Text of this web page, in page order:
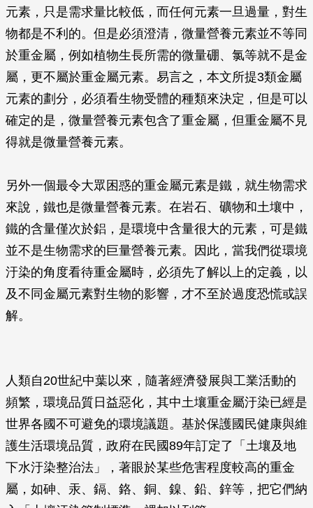
元素，只是需求量比較低，而任何元素一旦過量，對生
物都是不利的。但是必須澄清，微量營養元素並不等同
於重金屬，例如植物生長所需的微量硼、氯等就不是金
屬，更不屬於重金屬元素。易言之，本文所提3類金屬
元素的劃分，必須看生物受體的種類來決定，但是可以
確定的是，微量營養元素包含了重金屬，但重金屬不見
得就是微量營養元素。
另外一個最令大眾困惑的重金屬元素是鐵，就生物需求
來說，鐵也是微量營養元素。在岩石、礦物和土壤中，
鐵的含量僅次於鋁，是環境中含量很大的元素，可是鐵
並不是生物需求的巨量營養元素。因此，當我們從環境
汙染的角度看待重金屬時，必須先了解以上的定義，以
及不同金屬元素對生物的影響，才不至於過度恐慌或誤
解。
人類自20世紀中葉以來，隨著經濟發展與工業活動的
頻繁，環境品質日益惡化，其中土壤重金屬汙染已經是
世界各國不可避免的環境議題。基於保護國民健康與維
護生活環境品質，政府在民國89年訂定了「土壤及地
下水汙染整治法」，著眼於某些危害程度較高的重金
屬，如砷、汞、鎘、鉻、銅、鎳、鉛、鋅等，把它們納